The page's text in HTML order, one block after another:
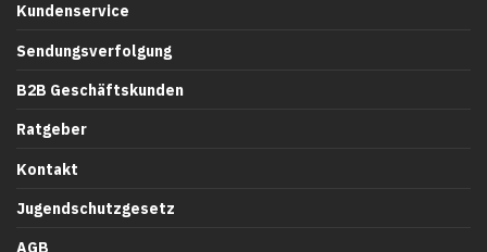
Kundenservice
Sendungsverfolgung
B2B Geschäftskunden
Ratgeber
Kontakt
Jugendschutzgesetz
AGB